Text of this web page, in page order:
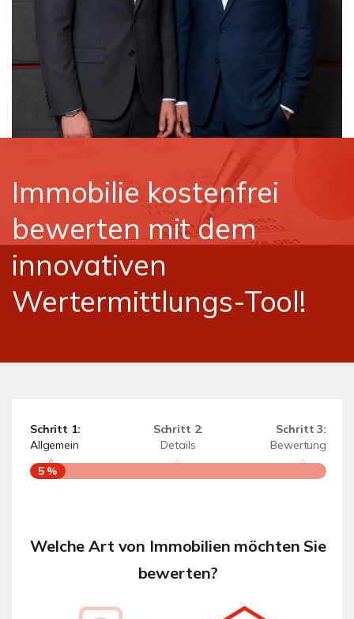
Immobilie kostenfrei
bewerten mit dem
innovativen
Wertermittlungs-Tool!
Schritt 1:
Allgemein
Schritt 2:
Details
Schritt 3:
Bewertung
5 %
Welche Art von Immobilien möchten Sie
bewerten?